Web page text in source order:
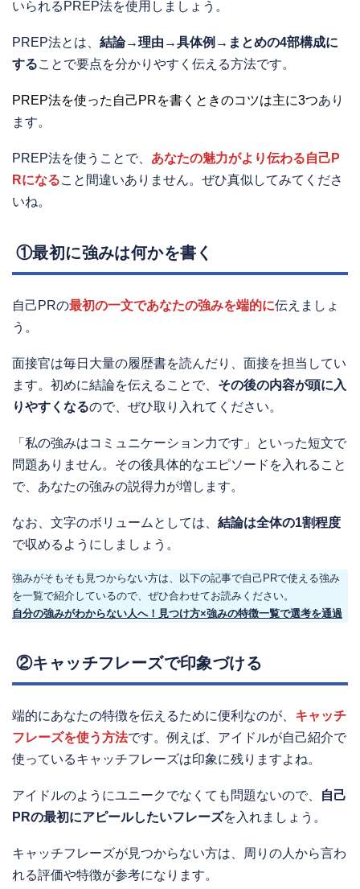
いられるPREP法を使用しましょう。
PREP法とは、 結論→理由→具体例→まとめの4部構成に
することで要点を分かりやすく伝える方法です。
PREP法を使った自己PRを書くときのコツは主に3つあり
ます。
PREP法を使うことで、 あなたの魅力がより伝わる自己P
Rになること間違いありません。ぜひ真似してみてくださ
いね。
①最初に強みは何かを書く
自己PRの最初の一文であなたの強みを端的に伝えましょ
う。
面接官は毎日大量の履歴書を読んだり、面接を担当してい
ます。初めに結論を伝えることで、 その後の内容が頭に入
りやすくなるので、ぜひ取り入れてください。
「私の強みはコミュニケーション力です」といった短文で
問題ありません。その後具体的なエピソードを入れること
で、あなたの強みの説得力が増します。
なお、文字のボリュームとしては、 結論は全体の1割程度
で収めるようにしましょう。
強みがそもそも見つからない方は、以下の記事で自己PRで使える強み
を一覧で紹介しているので、ぜひ合わせてお読みください。
自分の強みがわからない人へ！見つけ方×強みの特徴一覧で選考を通過
②キャッチフレーズで印象づける
端的にあなたの特徴を伝えるために便利なのが、 キャッチ
フレーズを使う方法です。例えば、アイドルが自己紹介で
使っているキャッチフレーズは印象に残りますよね。
アイドルのようにユニークでなくても問題ないので、
自己
PRの最初にアピールしたいフレーズを入れましょう。
キャッチフレーズが見つからない方は、周りの人から言わ
れる評価や特徴が参考になります。